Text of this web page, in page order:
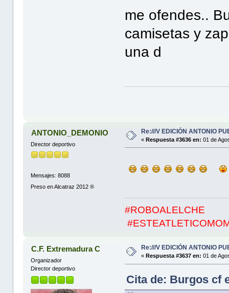
me ofendes..
camisetas y
una d
ANTONIO_DEMONIO
Director deportivo
Mensajes: 8088
Preso en Alcatraz 2012 ®
Re:///V EDICIÓN ANTONIO
«Respuesta #3636 en: 01 de
#ROBOALELCHE
C.F. Extremadura C
Organizador
Director deportivo
Re:///V EDICIÓN ANTONIO
« Respuesta #3637 en: 01 de
Cita de: Burgos cf